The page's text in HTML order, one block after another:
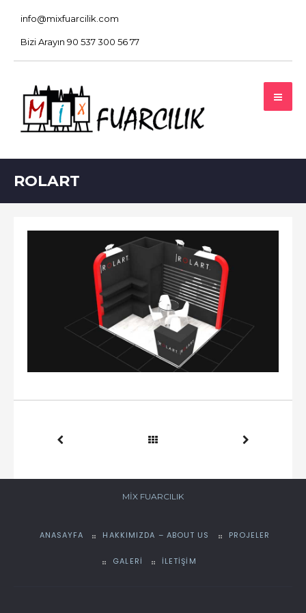
info@mixfuarcilik.com
Bizi Arayın 90 537 300 56 77
ROLART
MIX FUARCILIK
ANASAYFA HAKKIMIZDA – ABOUT US PROJELER
GALERI İLETIŞIM